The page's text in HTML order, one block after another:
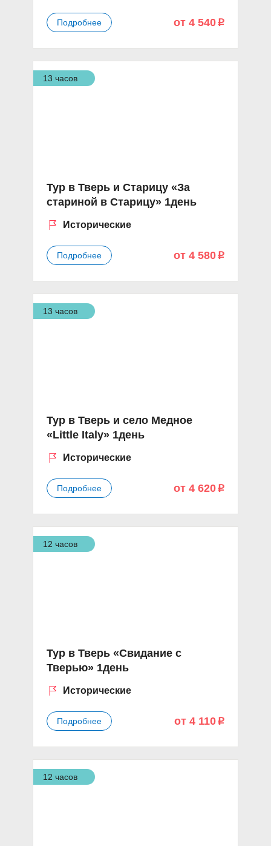
Подробнее от 4 540 p
13 часов
Тур в Тверь и Старицу «За
стариной в Старицу» 1день
Исторические
Подробнее от 4 580 p
13 часов
Тур в Тверь и село Медное
«Little Italy» 1день
Исторические
Подробнее от 4 620 p
12 часов
Тур в Тверь «Свидание с
Тверью» 1день
Исторические
Подробнее от 4 110 p
12 часов